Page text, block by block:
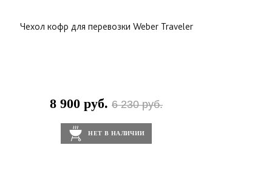
Чехол кофр для перевозки Weber Traveler
8 900 руб. 6 230 руб.
НЕТ В НАЛИЧИИ